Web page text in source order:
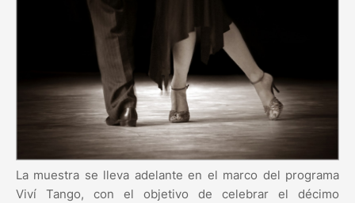
La muestra se lleva adelante en el marco del programa
Viví Tango, con el objetivo de celebrar el décimo